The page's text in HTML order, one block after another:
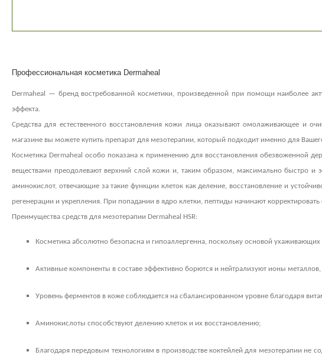
Профессиональная косметика Dermaheal
Dermaheal — бренд востребованной косметики, произведенной при помощи наиболее
эффекта.
Средства для естественного восстановления кожи лица оказывают омолаживающее и
магазине вы можете купить препарат для мезотерапии, который подходит именно для
Косметика Dermaheal особо показана к применению для восстановления обезвоженной
веществами преодолевают верхний слой кожи и, таким образом, максимально быстро и
аминокислот, отвечающие за такие функции клеток как деление, восстановление и
регенерации и укрепления. При попадании в ядро клетки, пептиды начинают
Преимущества средств для мезотерапии Dermaheal HSR:
Косметика абсолютно безопасна и гипоаллергенна, поскольку основой
Активные компоненты в составе эффективно борются и нейтрализуют ионы
Уровень ферментов в коже соблюдается на сбалансированном уровне благодаря
Аминокислоты способствуют делению клеток и их восстановлению;
Благодаря передовым технологиям в производстве коктейлей для мезотерапии не